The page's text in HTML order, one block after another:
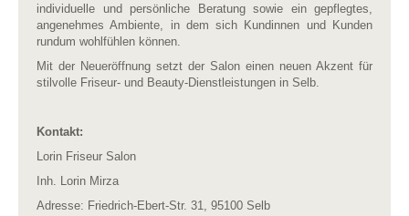
individuelle und persönliche Beratung sowie ein gepflegtes,
angenehmes Ambiente, in dem sich Kundinnen und Kunden
rundum wohlfühlen können.
Mit der Neueröffnung setzt der Salon einen neuen Akzent für
stilvolle Friseur- und Beauty-Dienstleistungen in Selb.
Kontakt:
Lorin Friseur Salon
Inh. Lorin Mirza
Adresse: Friedrich-Ebert-Str. 31, 95100 Selb